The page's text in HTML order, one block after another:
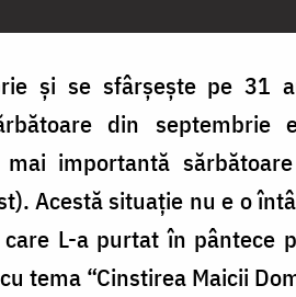
și se sfârșește pe 31
din septembrie
importantă
Acestă situație nu e o
L-a purtat în pântece
tema “Cinstirea Maicii